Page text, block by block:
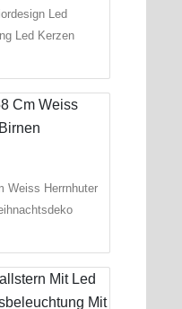
Led
Led Kerzen
Weiss Herrnhuter